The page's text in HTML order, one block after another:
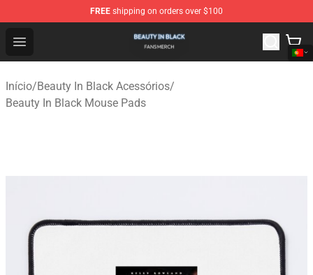
FREE shipping on orders over $100
Open menu
Beauty In Black Shop - Official Beauty In Black
Início/Beauty In Black Acessórios/
Beauty In Black Mouse Pads